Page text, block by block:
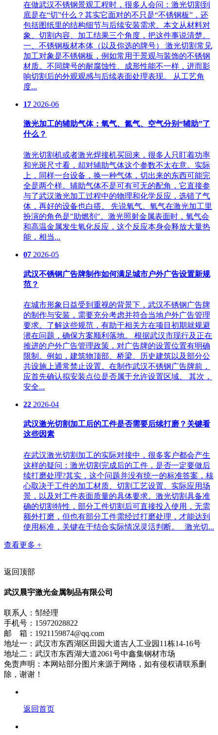
在做武汉不锈钢景观工程时，很多人会问：激光切割到
底是在“切”什么？其实它面对的不只是“不锈钢板”，还
包括图纸里的结构细节与后续安装需求。本文从材料对
象、切割内容、加工结果三个角度，把这件事说清楚。
一、不锈钢板材本体（以及你选的牌号） 激光切割常见
加工对象是不锈钢板，例如常用于景观与装饰的不锈钢
材质。不同牌号的耐腐蚀性、成形性能不一样，进而影
响切割后的外观观感与后续表面处理表现。 从工艺角
度...
17 2026-06
激光加工的辅助气体：氧气、氮气、空气分别“辅助”了
什么？
激光切割机或者激光焊接机买回来，很多人只盯着功率
和光斑尺寸看，却对辅助气体这个参数不太在意。实际
上，同样一台设备，换一种气体，切出来的东西可能完
全是两个样。辅助气体不是可有可无的配角，它直接参
与了武汉激光加工过程中的物理和化学反应，选错了气
体，再好的设备也白搭。 先说氧气。氧气在激光加工里
扮演的角色是"助燃剂"。激光照射金属表面时，氧气会
和高温金属发生氧化反应，这个反应本身会释放大量热
能，相当...
07 2026-05
武汉不锈钢广告牌制作如何满足城市户外广告设置新规
范？
在城市形象日益受到重视的背景下，武汉不锈钢广告牌
的制作与安装，需要充分考虑并符合当地户外广告管理
要求。了解这些规范，有助于相关方在项目初期就规避
潜在问题，确保方案顺利落地。 根据武汉市现行及正在
推进的户外广告管理政策，对广告牌的设置位置有明确
限制。例如，建筑物顶部、桥梁、历史建筑以及部分公
共设施上通常禁止设置。在制作武汉不锈钢广告牌前，
应首先确认拟安装点位是否属于允许设置区域。 其次，
安全...
22 2026-04
武汉激光切割加工后的工件是否需要后续打磨？关键看
这些因素
在武汉激光切割加工的实际对接中，很多客户都会产生
这样的疑问：激光切割完成后的工件，是否一定要做后
续打磨处理?其实，这个问题并没有统一的标准答案，核
心取决于工件的加工材质、切割工艺设置、实际应用场
景，以及对工件表面质量的具体要求。激光切割具备准
确的切割特性，部分工件切割后可直接投入使用，无需
额外打磨，但也有部分工件需经过打磨处理，才能达到
使用标准，关键在于结合实际情况灵活判断。 激光切...
查看更多 +
返回顶部
武汉晨宇激光金属制品有限公司
联系人：邹经理
手机号：15972028822
邮 箱：1921159874@qq.com
地址一：武汉市东西湖区田园大道吉人工业园11栋14-16号
地址二：武汉市东西湖大道2061号中鑫集钢材市场
免责声明：本网站部分图片来源于网络，如有侵权请联系删
除，谢谢！
返回首页